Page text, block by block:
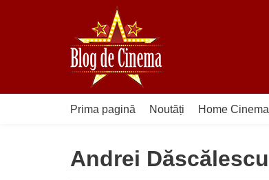
Prima pagină Noutăți Home Cinema
Andrei Dăscălescu